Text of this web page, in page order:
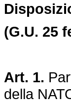
(G.U. 25
Art. 1.
della